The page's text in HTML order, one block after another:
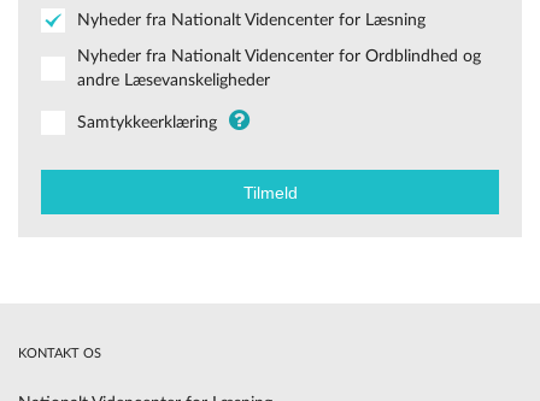
Nyheder fra Nationalt Videncenter for Læsning
Nyheder fra Nationalt Videncenter for Ordblindhed og
andre Læsevanskeligheder
Samtykkeerklæring
KONTAKT OS